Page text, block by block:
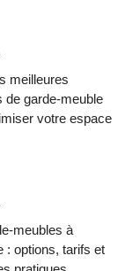
meilleures
de garde-meuble
votre espace
meubles à
: options, tarifs et